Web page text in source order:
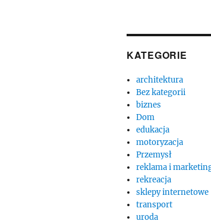
KATEGORIE
architektura
Bez kategorii
biznes
Dom
edukacja
motoryzacja
Przemysł
reklama i
rekreacja
sklepy internetowe
transport
uroda